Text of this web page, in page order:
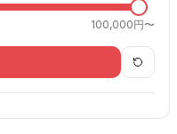
100,000円〜